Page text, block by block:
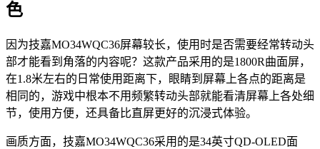
色
因为技嘉MO34WQC36屏幕较长，使用时是否需要经常转动头
部才能看到角落的内容呢？这款产品采用的是1800R曲面屏，
在1.8米左右的日常使用距离下，眼睛到屏幕上各点的距离是
相同的，游戏中根本不用频繁转动头部就能看清屏幕上各处细
节，使用方便，还具备比直屏更好的沉浸式体验。
画质方面，技嘉MO34WQC36采用的是34英寸QD-OLED面